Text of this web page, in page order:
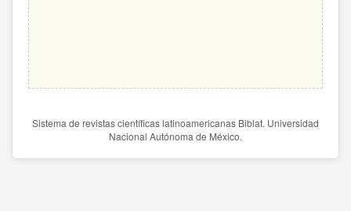
Sistema de revistas científicas latinoamericanas Biblat. Universidad
Nacional Autónoma de México.